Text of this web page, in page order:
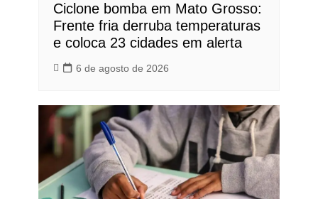
Ciclone bomba em Mato Grosso:
Frente fria derruba temperaturas
e coloca 23 cidades em alerta
6 de agosto de 2026